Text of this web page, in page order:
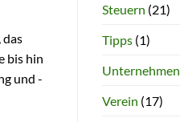
bis hin
und -
Steuern (21)
Tipps(1)
Unternehmen
Verein (17)